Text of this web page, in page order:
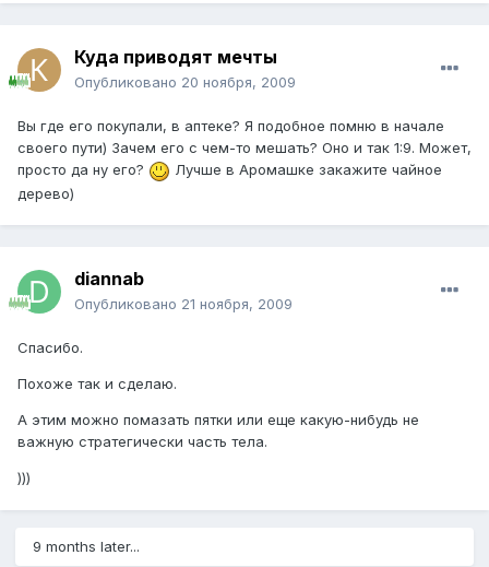
Куда приводят мечты
Опубликовано 20 ноября, 2009
Вы где его покупали, в аптеке? Я подобное помню в начале
своего пути) Зачем его с чем-то мешать? Оно и так 1:9. Может,
просто да ну его?
Лучше в Аромашке закажите чайное
дерево)
diannab
Опубликовано 21 ноября, 2009
Спасибо.
Похоже так и сделаю.
А этим можно помазать пятки или еще какую-нибудь не
важную стратегически часть тела.
)))
9 months later...